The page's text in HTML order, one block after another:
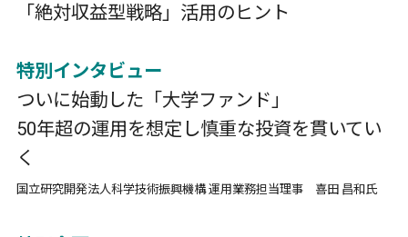
「絶対収益型戦略」活用のヒント
特別インタビュー
ついに始動した「大学ファンド」
50年超の運用を想定し慎重な投資を貫いてい
く
国立研究開発法人科学技術振興機構 運用業務担当理事 喜田 昌和氏